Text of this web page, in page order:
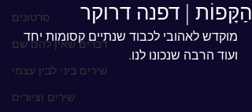
סרטונים
דברים שאין להם שם
שירים ביני לבין עצמי
שירים וציורים
הַקָּפוֹת | דפנה דרוקר
מוקדש לאהובי לכבוד שנתיים קסומות יחד
ועוד הרבה שנכונו לנו.